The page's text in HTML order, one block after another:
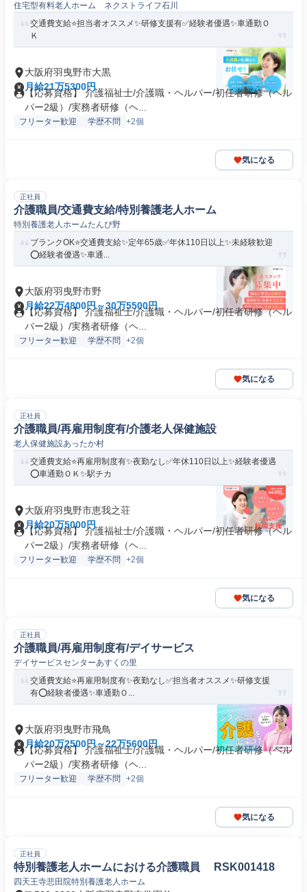
住宅型有料老人ホーム ネクストライフ石川
交通費支給⭐️担当者オススメ✨研修支援有✅️経験者優遇✨車通勤Ｏ
Ｋ
大阪府羽曳野市大黒
月給21万5300円
【応募資格】 介護福祉士/介護職・ヘルパー/初任者研修（ヘル
パー2級）/実務者研修（ヘ...
フリーター歓迎 学歴不問 +2個
気になる
正社員
介護職員/交通費支給/特別養護老人ホーム
特別養護老人ホームたんぴ野
ブランクOK⭐️交通費支給✨定年65歳✅️年休110日以上✨未経験歓迎
⭕️経験者優遇✨車通...
大阪府羽曳野市野
月給22万4800円～30万5500円
【応募資格】 介護福祉士/介護職・ヘルパー/初任者研修（ヘル
パー2級）/実務者研修（ヘ...
フリーター歓迎 学歴不問 +2個
気になる
正社員
介護職員/再雇用制度有/介護老人保健施設
老人保健施設あったか村
交通費支給⭐️再雇用制度有✨夜勤なし✅️年休110日以上✨経験者優遇
⭕️車通勤ＯＫ✨駅チカ
大阪府羽曳野市恵我之荘
月給20万5000円
【応募資格】 介護福祉士/介護職・ヘルパー/初任者研修（ヘル
パー2級）/実務者研修（ヘ...
フリーター歓迎 学歴不問 +2個
気になる
正社員
介護職員/再雇用制度有/デイサービス
デイサービスセンターあすくの里
交通費支給⭐️再雇用制度有✨夜勤なし✅️担当者オススメ✨研修支援
有⭕️経験者優遇✨車通勤Ｏ...
大阪府羽曳野市飛鳥
月給20万2500円～22万5600円
【応募資格】 介護福祉士/介護職・ヘルパー/初任者研修（ヘル
パー2級）/実務者研修（ヘ...
フリーター歓迎 学歴不問 +2個
気になる
正社員
特別養護老人ホームにおける介護職員 RSK001418
四天王寺悲田院特別養護老人ホーム